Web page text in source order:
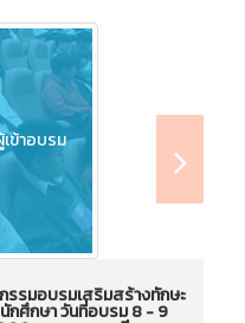
ข้าอบรม
รรมอบรมเสริมสร้างทักษะ
กศึกษา วันที่อบรม 8 - 9